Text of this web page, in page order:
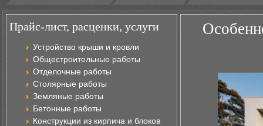
Прайс-лист, расценки, услуги
Устройство крыши и кровли
Общестроительные работы
Отделочные работы
Столярные работы
Земляные работы
Бетонные работы
Конструкции из кирпича и блоков